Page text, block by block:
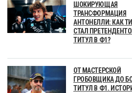
ШОКИРУЮЩАЯ
ТРАНСФОРМАЦИЯ
АНТОНЕЛЛИ: КАК
СТАЛ
ТИТУЛ В Ф1?
ОТ МАСТЕРСКОЙ
ГРОБОВЩИКА ДО
ТИТУЛ В Ф1.